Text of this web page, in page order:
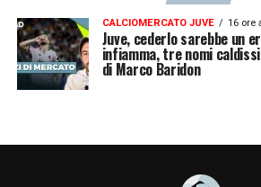
CALCIOMERCATO JUVE 16 ore
Juve, cederlo sarebbe un
infiamma, tre nomi
di Marco Baridon